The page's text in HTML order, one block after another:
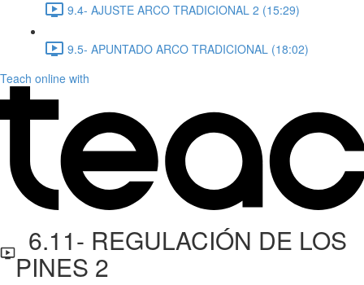
9.4- AJUSTE ARCO TRADICIONAL 2 (15:29)
9.5- APUNTADO ARCO TRADICIONAL (18:02)
Teach online with
6.11- REGULACIÓN DE LOS
PINES 2